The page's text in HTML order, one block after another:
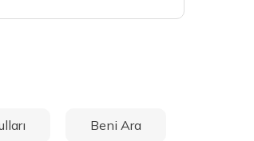
Beni Ara